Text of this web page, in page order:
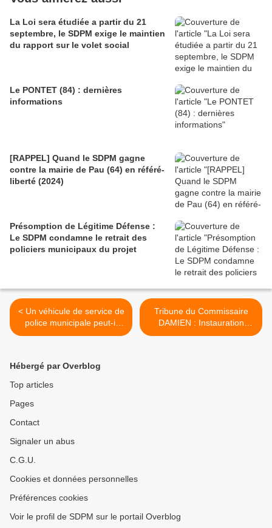
La Loi sera étudiée a partir du 21
septembre, le SDPM exige le maintien
du rapport sur le volet social
Le PONTET (84) : dernières
informations
[RAPPEL] Quand le SDPM gagne
contre la mairie de Pau (64) en référé-
liberté (2024)
Présomption de Légitime Défense :
Le SDPM condamne le retrait des
policiers municipaux du projet
< Un véhicule de service de
police municipale peut-il
transporter un civil ?
Tribune du Commissaire
DAMIEN : Instauration
d’une police municipale à
Hébergé par Overblog
Top articles
Pages
Contact
Signaler un abus
C.G.U.
Cookies et données personnelles
Préférences cookies
Voir le profil de SDPM sur le portail Overblog